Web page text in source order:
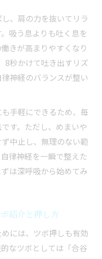
、肩の力を抜いてリラ
吸う息よりも吐く息を
きが高まりやすくなり
8秒かけて吐き出すリズ
神経のバランスが整い
手軽にできるため、毎
す。ただし、めまいや
中止し、無理のない範
律神経を一瞬で整えた
は深呼吸から始めてみ
紹介と押し方
には、ツボ押しも有効
なツボとしては「合谷